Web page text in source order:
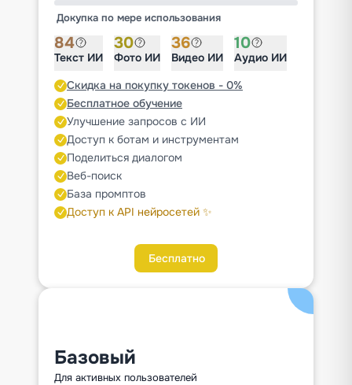
Докупка по мере использования
84
Текст ИИ
30
Фото ИИ
36
Видео ИИ
10
Аудио ИИ
Скидка на покупку токенов - 0%
Бесплатное обучение
Улучшение запросов с ИИ
Доступ к ботам и инструментам
Поделиться диалогом
Веб-поиск
База промптов
Доступ к API нейросетей ✨
Бесплатно
Базовый
Для активных пользователей